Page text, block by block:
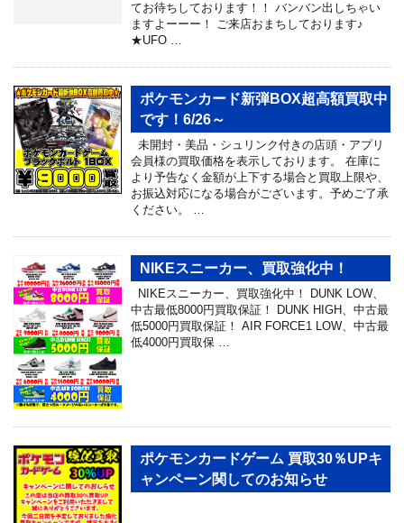
てお待ちしております！！ バンバン出しちゃい
ますよーーー！ ご来店おまちしております♪
★UFO …
ポケモンカード新弾BOX超高額買取中
です！6/26～
未開封・美品・シュリンク付きの店頭・アプリ
会員様の買取価格を表示しております。 在庫に
より予告なく金額が上下する場合と買取上限や、
お振込対応になる場合がございます。予めご了承
ください。 …
NIKEスニーカー、買取強化中！
NIKEスニーカー、買取強化中！ DUNK LOW、
中古最低8000円買取保証！ DUNK HIGH、中古最
低5000円買取保証！ AIR FORCE1 LOW、中古最
低4000円買取保 …
ポケモンカードゲーム 買取30％UPキ
ャンペーン関してのお知らせ